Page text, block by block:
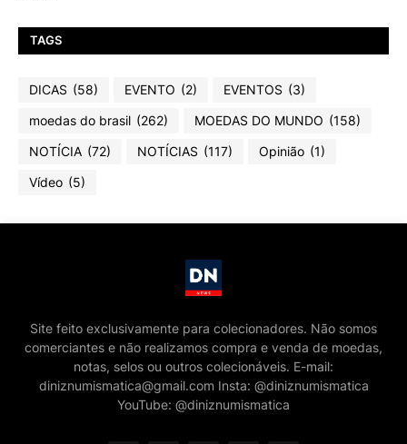
TAGS
DICAS (58) EVENTO (2) EVENTOS (3)
moedas do brasil (262) MOEDAS DO MUNDO (158)
NOTÍCIA (72) NOTÍCIAS (117) Opinião (1)
Vídeo (5)
Site feito exclusivamente para colecionadores. Não somos
comerciantes e não realizamos compra e venda de moedas,
notas, selos ou outros colecionáveis. E-mail:
diniznumismatica@gmail.com Insta: @diniznumismatica
YouTube: @diniznumismatica